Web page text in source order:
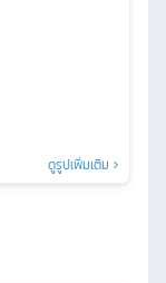
ดูรูปเพิ่มเติม